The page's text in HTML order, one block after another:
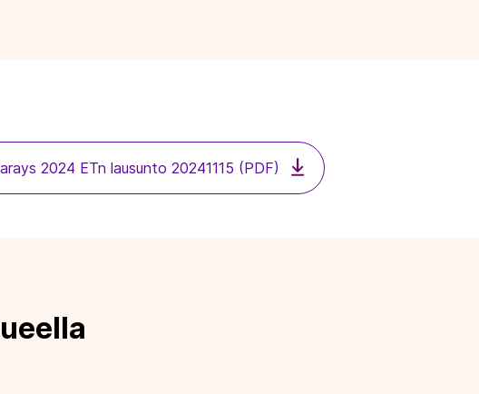
2024 ETn lausunto 20241115 (PDF)